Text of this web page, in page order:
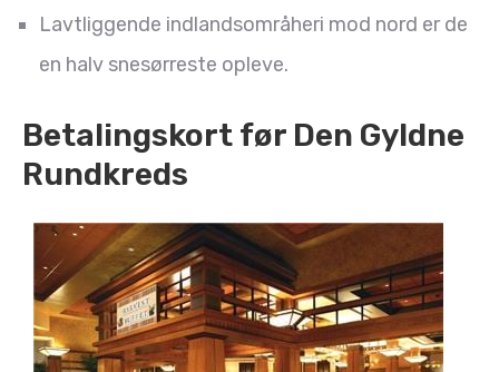
Lavtliggende indlandsområheri mod nord er de
en halv snesørreste opleve.
Betalingskort før Den Gyldne
Rundkreds